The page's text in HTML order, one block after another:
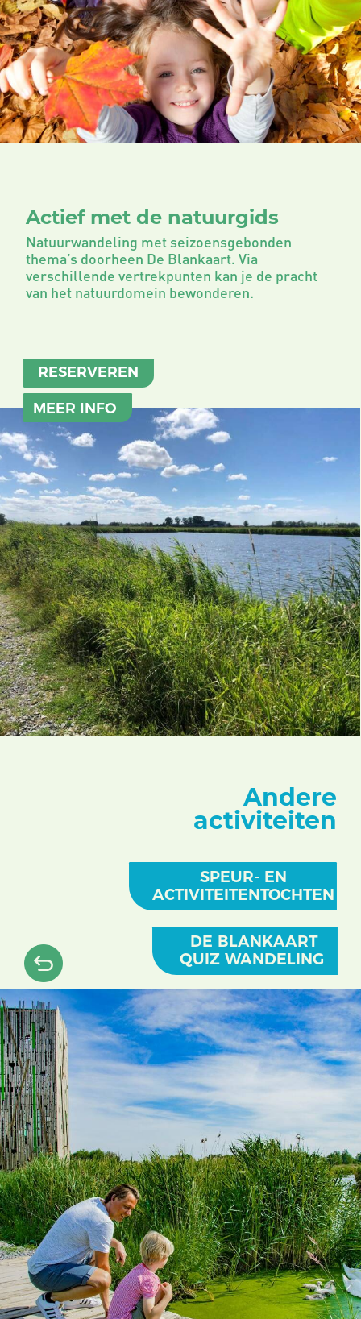
Actief met de natuurgids
Natuurwandeling met seizoensgebonden
thema’s doorheen De Blankaart. Via
verschillende vertrekpunten kan je de pracht
van het natuurdomein bewonderen.
MEER INFO
RESERVEREN
DE BLANKAART
QUIZ WANDELING
SPEUR- EN
ACTIVITEITENTOCHTEN
Andere
activiteiten